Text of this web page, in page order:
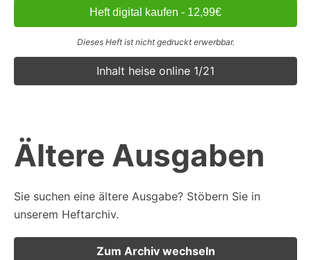
Heft digital kaufen - 12,99€
Dieses Heft ist nicht gedruckt erwerbbar.
Inhalt heise online 1/21
Ältere Ausgaben
Sie suchen eine ältere Ausgabe? Stöbern Sie in
unserem Heftarchiv.
Zum Archiv wechseln